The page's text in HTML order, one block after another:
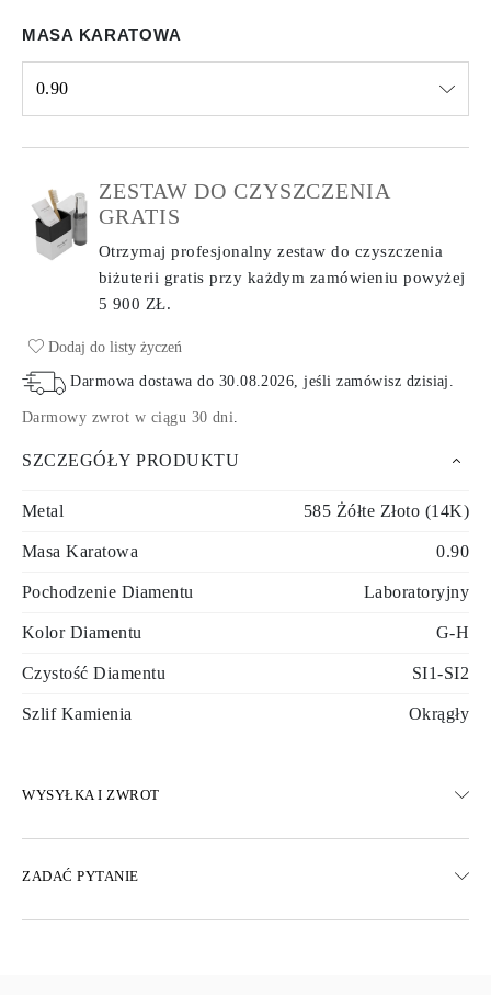
MASA KARATOWA
0.90
ZESTAW DO CZYSZCZENIA
GRATIS
Otrzymaj profesjonalny zestaw do czyszczenia
biżuterii gratis przy każdym zamówieniupowyżej
5 900 ZŁ.
Dodaj do listy życzeń
Darmowa dostawa do 30.08.2026, jeśli zamówisz dzisiaj .
Darmowy zwrot w ciągu 30 dni.
SZCZEGÓŁY PRODUKTU
Metal 585 Żółte Złoto (14K)
Masa Karatowa 0.90
Pochodzenie Diamentu Laboratoryjny
Kolor Diamentu G-H
Czystość Diamentu SI1-SI2
Szlif Kamienia Okrągły
WYSYŁKA I ZWROT
Dostępne są również opcje dostawy ekspresowej
ZADAĆ PYTANIE